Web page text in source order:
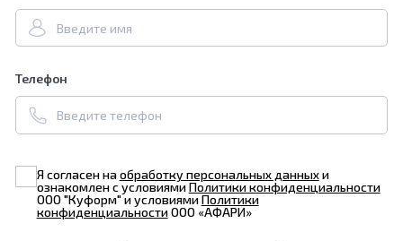
Телефон
Я согласен наобработку персональных данныхи
ознакомлен с условиямиПолитики конфиденциальности
ООО "Куформ" и условиямиПолитики
конфиденциальностиООО «АФАРИ»